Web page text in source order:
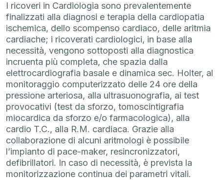
I ricoveri in Cardiologia sono prevalentemente
finalizzati alla diagnosi e terapia della cardiopatia
ischemica, dello scompenso cardiaco, delle aritmia
cardiache; i ricoverati cardiologici, in base alla
necessità, vengono sottoposti alla diagnostica
incruenta più completa, che spazia dalla
elettrocardiografia basale e dinamica sec. Holter, al
monitoraggio computerizzato delle 24 ore della
pressione arteriosa, alla ultrasuonografia, ai test
provocativi (test da sforzo, tomoscintigrafia
miocardica da sforzo e/o farmacologica), alla
cardio T.C., alla R.M. cardiaca. Grazie alla
collaborazione di alcuni aritmologi è possibile
l’impianto di pace-maker, resincronizzatori,
defibrillatori. In caso di necessità, è prevista la
monitorizzazione continua dei parametri vitali.